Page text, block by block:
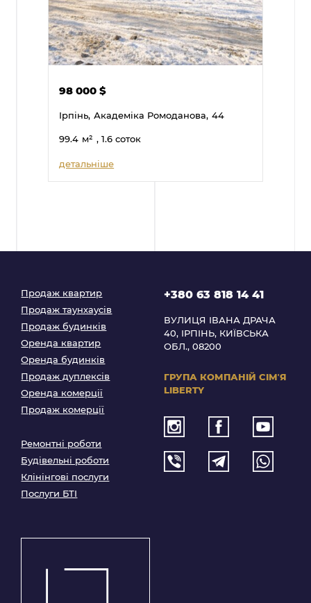
98 000$
Ірпінь, Академіка Ромоданова, 44
99.4 м² , 1.6 соток
детальніше
Продаж квартир
Продаж таунхаусів
Продаж будинків
Оренда квартир
Оренда будинків
Продаж дуплексів
Оренда комерції
Продаж комерції
Ремонтні роботи
Будівельні роботи
Клінінгові послуги
Послуги БТІ
+380 63 818 14 41
ВУЛИЦЯ ІВАНА ДРАЧА
40, ІРПІНЬ, КИЇВСЬКА
ОБЛ., 08200
ГРУПА КОМПАНІЙ СІМʼЯ
LIBERTY